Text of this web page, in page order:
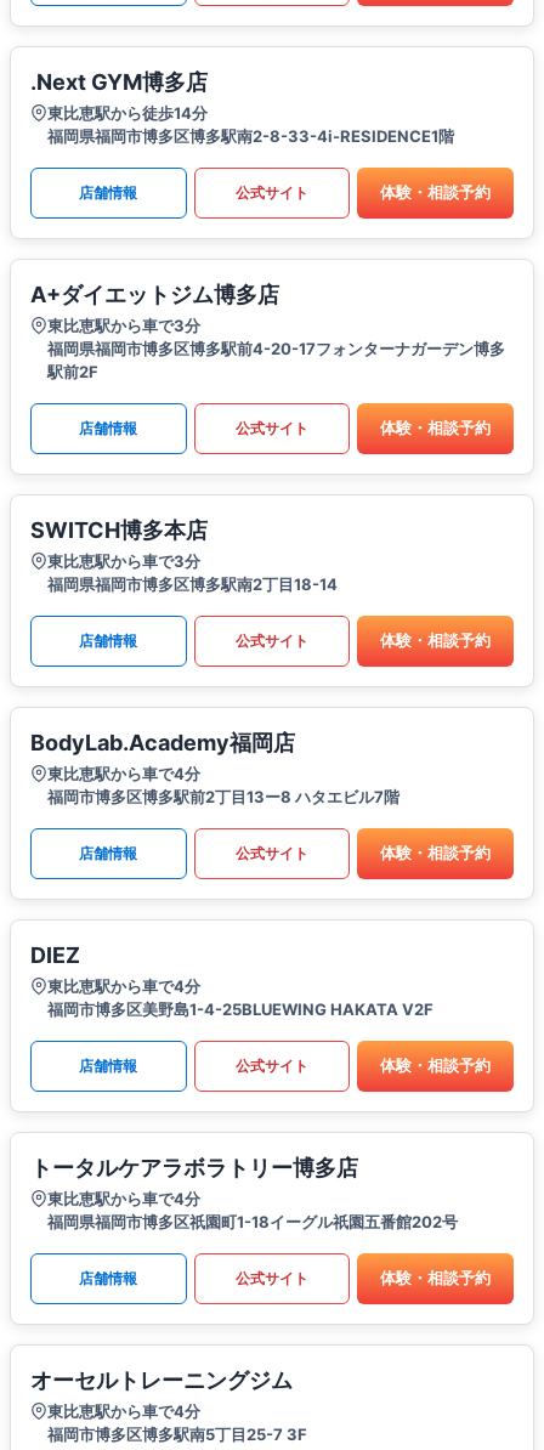
.Next GYM博多店
東比恵駅から徒歩14分
福岡県福岡市博多区博多駅南2-8-33-4i-RESIDENCE1階
店舗情報 公式サイト 体験・相談予約
A+ダイエットジム博多店
東比恵駅から車で3分
福岡県福岡市博多区博多駅前4-20-17フォンターナガーデン博多
駅前2F
店舗情報 公式サイト 体験・相談予約
SWITCH博多本店
東比恵駅から車で3分
福岡県福岡市博多区博多駅南2丁目18-14
店舗情報 公式サイト 体験・相談予約
BodyLab.Academy福岡店
東比恵駅から車で4分
福岡市博多区博多駅前2丁目13ー8 ハタエビル7階
店舗情報 公式サイト 体験・相談予約
DIEZ
東比恵駅から車で4分
福岡市博多区美野島1-4-25BLUEWING HAKATA V2F
店舗情報 公式サイト 体験・相談予約
トータルケアラボラトリー博多店
東比恵駅から車で4分
福岡県福岡市博多区祇園町1-18イーグル祇園五番館202号
店舗情報 公式サイト 体験・相談予約
オーセルトレーニングジム
東比恵駅から車で4分
福岡市博多区博多駅南5丁目25-7 3F